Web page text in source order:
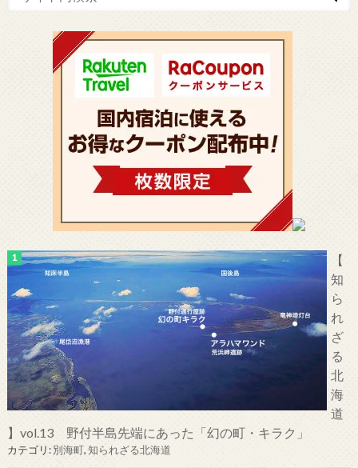
【
知
ら
れ
ざ
る
北
海
道
】vol.13 野付半島先端にあった「幻の町・キラク」
カテゴリ:別海町,知られざる北海道